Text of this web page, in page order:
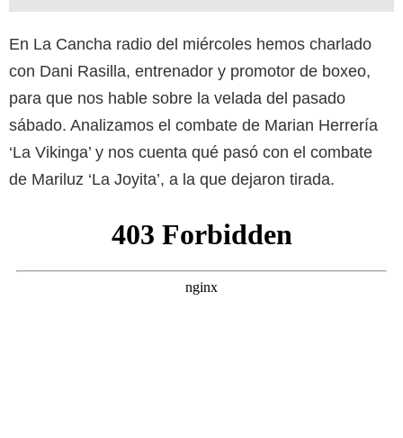
En La Cancha radio del miércoles hemos charlado
con Dani Rasilla, entrenador y promotor de boxeo,
para que nos hable sobre la velada del pasado
sábado. Analizamos el combate de Marian Herrería
‘La Vikinga’ y nos cuenta qué pasó con el combate
de Mariluz ‘La Joyita’, a la que dejaron tirada.